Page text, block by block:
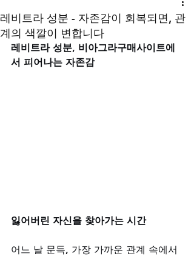
레비트라 성분 - 자존감이 회복되면, 관
계의 색깔이 변합니다
레비트라 성분, 비아그라구매사이트에
서 피어나는 자존감
잃어버린 자신을 찾아가는 시간
어느 날 문득, 가장 가까운 관계 속에서